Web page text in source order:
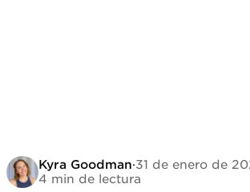
Kyra Goodman·31 de enero de
4 min de lectura